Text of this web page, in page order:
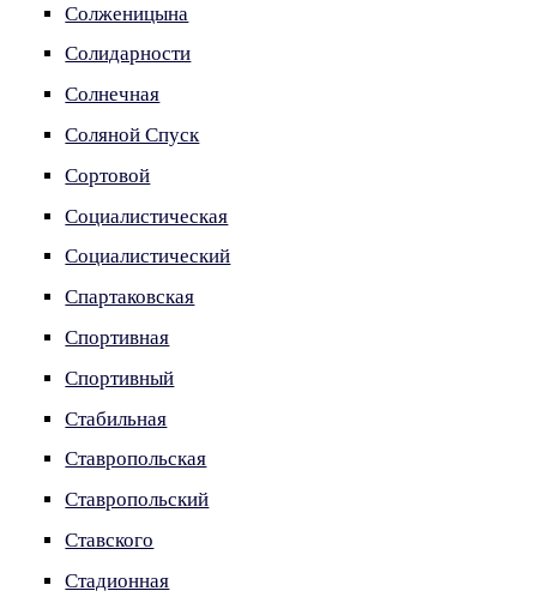
Солженицына
Солидарности
Солнечная
Соляной Спуск
Сортовой
Социалистическая
Социалистический
Спартаковская
Спортивная
Спортивный
Стабильная
Ставропольская
Ставропольский
Ставского
Стадионная